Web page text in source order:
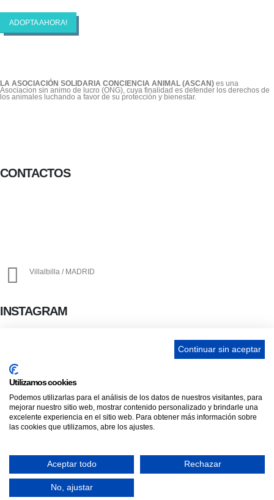
ADOPTA AHORA!
LA ASOCIACIÓN SOLIDARIA CONCIENCIA ANIMAL (ASCAN) es una
Asociacion sin animo de lucro (ONG), cuya finalidad es defender los derechos de
los animales luchando a favor de su protección y bienestar.
CONTACTOS
Villalbilla / MADRID
INSTAGRAM
ENLACES
Adopta un perro
Política de Privacidad
Igor André Guerra.
Continuar sin aceptar
Utilizamos cookies
Podemos utilizarlas para el análisis de los datos de nuestros visitantes, para
mejorar nuestro sitio web, mostrar contenido personalizado y brindarle una
excelente experiencia en el sitio web. Para obtener más información sobre
las cookies que utilizamos, abre los ajustes.
Aceptar todo Rechazar
No, ajustar